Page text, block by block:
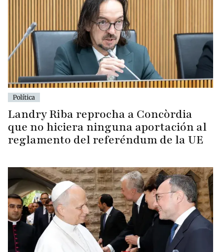
Política
Landry Riba reprocha a Concòrdia
que no hiciera ninguna aportación al
reglamento del referéndum de la UE